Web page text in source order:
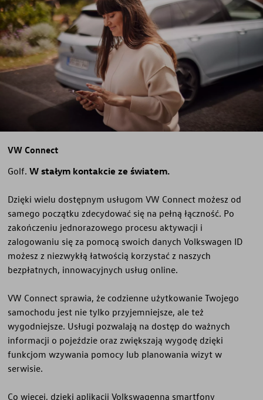
VW Connect
Golf.W stałym kontakcie ze światem.
Dzięki wielu dostępnym usługom VW Connect możesz od
samego początku zdecydować się na pełną łączność. Po
zakończeniu jednorazowego procesu aktywacji i
zalogowaniu się za pomocą swoich danych Volkswagen ID
możesz z niezwykłą łatwością korzystać z naszych
bezpłatnych, innowacyjnych usług online.
VW Connect sprawia, że codzienne użytkowanie Twojego
samochodu jest nie tylko przyjemniejsze, ale też
wygodniejsze. Usługi pozwalają na dostęp do ważnych
informacji o pojeździe oraz zwiększają wygodę dzięki
funkcjom wzywania pomocy lub planowania wizyt w
serwisie.
Co więcej, dzięki aplikacji Volkswagenna smartfony